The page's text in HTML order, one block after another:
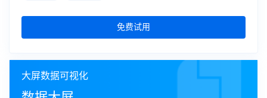
免费试用
大屏数据可视化